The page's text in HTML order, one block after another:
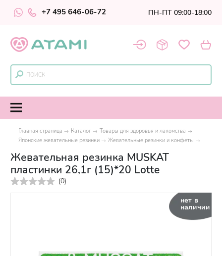
+7 495 646-06-72 ПН-ПТ 09:00-18:00
Главная страница Каталог
Товары для здоровья и лакомства
Японские жевательные резинки
Жевательные резинки и конфеты
Жевательная резинка MUSKAT
пластинки 26,1г (15)*20 Lotte
(0)
нет в
наличии